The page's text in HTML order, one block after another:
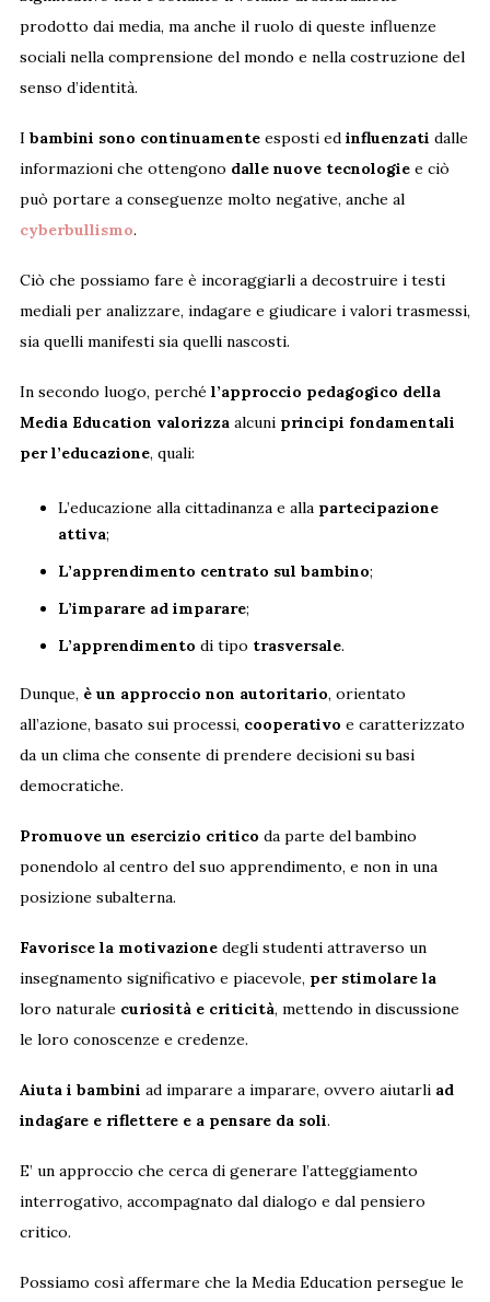
prodotto dai media, ma anche il ruolo di queste influenze
sociali nella comprensione del mondo e nella costruzione del
senso d’identità.
I bambini sono continuamente esposti ed influenzati dalle
informazioni che ottengono dalle nuove tecnologiee ciò
può portare a conseguenze molto negative, anche al
cyberbullismo.
Ciò che possiamo fare è incoraggiarli a decostruire i testi
mediali per analizzare, indagare e giudicare i valori trasmessi,
sia quelli manifesti sia quelli nascosti.
In secondo luogo, perché l’approccio pedagogico della
Media Education valorizzaalcuni principi fondamentali
per l’educazione, quali:
L’educazione alla cittadinanza e alla partecipazione
attiva;
L’apprendimento centrato sul bambino;
L’imparare ad imparare;
L’apprendimento di tipo trasversale.
Dunque, è un approccio non autoritario, orientato
all’azione, basato sui processi, cooperativo e caratterizzato
da un clima che consente di prendere decisioni su basi
democratiche.
Promuove un esercizio critico da parte del bambino
ponendolo al centro del suo apprendimento, e non in una
posizione subalterna.
Favorisce la motivazionedegli studenti attraverso un
insegnamento significativo e piacevole, per stimolare la
loro naturale curiosità e criticità, mettendo in discussione
le loro conoscenze e credenze.
Aiuta i bambini ad imparare a imparare, ovvero aiutarli ad
indagare e riflettere e a pensare da soli.
E’ un approccio che cerca di generare l’atteggiamento
interrogativo, accompagnato dal dialogo e dal pensiero
critico.
Possiamo così affermare che la Media Education persegue le